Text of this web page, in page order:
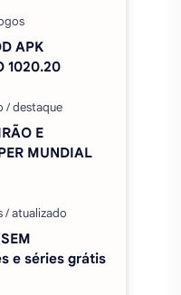
APK
1020.20
E
MUNDIAL
e séries grátis